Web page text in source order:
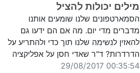
מילים יכולות להציל
הסמארטפונים שלנו שומעים אותנו
מדברים מדי יום. מה אם הם ידעו גם
להאזין לנשימה שלנו תוך כדי ולהתריע על
הדרדרות? ד"ר שאדי חסן על אפליקציה
00:35:54 29/08/2017